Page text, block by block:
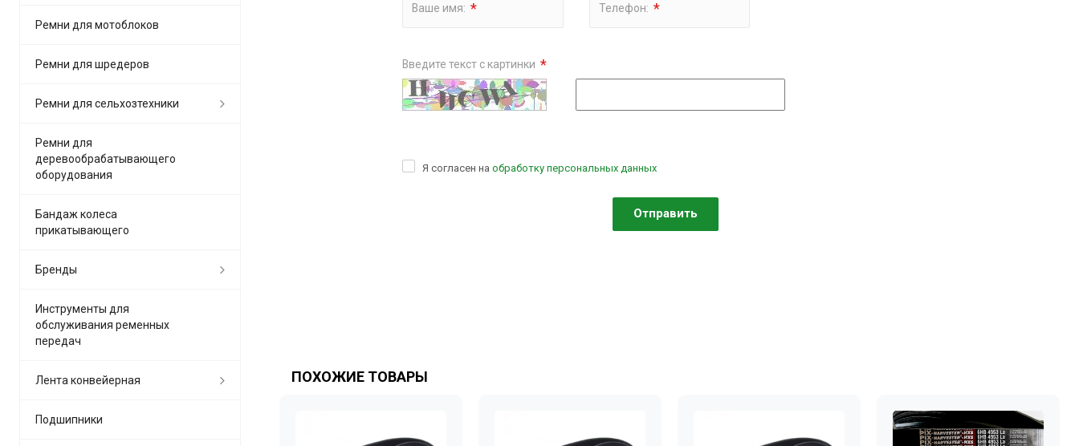
Ваше имя: * Телефон: *
Введите текст с картинки *
Я согласен на обработку персональных данных
ПОХОЖИЕ ТОВАРЫ
Ремни для мотоблоков
Ремни для шредеров
Ремни для сельхозтехники
Ремни для
деревообрабатывающего
оборудования
Бандаж колеса
прикатывающего
Бренды
Инструменты для
обслуживания ременных
передач
Лента конвейерная
Подшипники